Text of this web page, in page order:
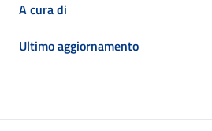
A cura di
Ultimo aggiornamento